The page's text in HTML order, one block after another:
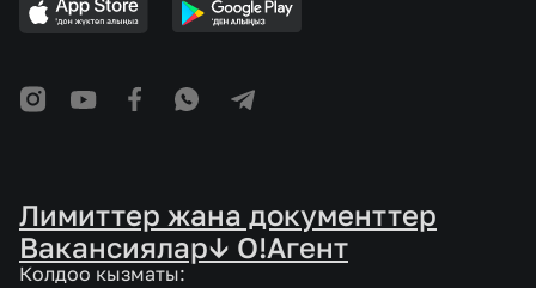
Лимиттер жана документтер
Вакансиялар↓ O!Агент
Колдоо кызматы: